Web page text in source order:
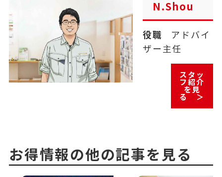
N.Shou
役職
アドバイ
ザー主任
スタッ
フ紹介
を見
る ＞
お得情報の他の記事を見る